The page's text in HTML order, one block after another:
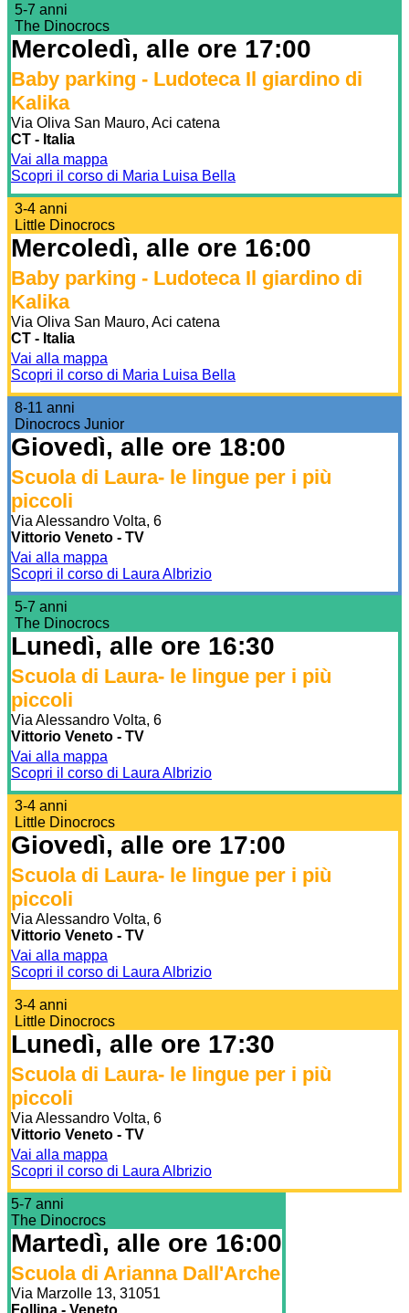
5-7 anni
The Dinocrocs
Mercoledì, alle ore 17:00
Baby parking - Ludoteca Il giardino di
Kalika
Via Oliva San Mauro, Aci catena
CT - Italia
Vai alla mappa
Scopri il corso di Maria Luisa Bella
3-4 anni
Little Dinocrocs
Mercoledì, alle ore 16:00
Baby parking - Ludoteca Il giardino di
Kalika
Via Oliva San Mauro, Aci catena
CT - Italia
Vai alla mappa
Scopri il corso di Maria Luisa Bella
8-11 anni
Dinocrocs Junior
Giovedì, alle ore 18:00
Scuola di Laura- le lingue per i più
piccoli
Via Alessandro Volta, 6
Vittorio Veneto - TV
Vai alla mappa
Scopri il corso di Laura Albrizio
5-7 anni
The Dinocrocs
Lunedì, alle ore 16:30
Scuola di Laura- le lingue per i più
piccoli
Via Alessandro Volta, 6
Vittorio Veneto - TV
Vai alla mappa
Scopri il corso di Laura Albrizio
3-4 anni
Little Dinocrocs
Giovedì, alle ore 17:00
Scuola di Laura- le lingue per i più
piccoli
Via Alessandro Volta, 6
Vittorio Veneto - TV
Vai alla mappa
Scopri il corso di Laura Albrizio
3-4 anni
Little Dinocrocs
Lunedì, alle ore 17:30
Scuola di Laura- le lingue per i più
piccoli
Via Alessandro Volta, 6
Vittorio Veneto - TV
Vai alla mappa
Scopri il corso di Laura Albrizio
5-7 anni
The Dinocrocs
Martedì, alle ore 16:00
Scuola di Arianna Dall'Arche
Via Marzolle 13, 31051
Follina - Veneto